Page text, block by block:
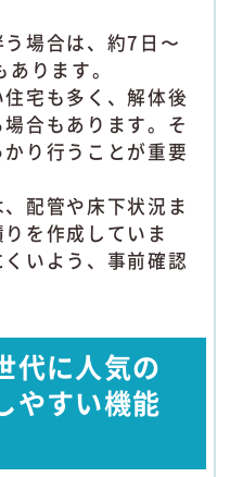
場合は、約7日〜
ります。
宅も多く、解体後
合もあります。そ
り行うことが重要
配管や床下状況ま
を作成していま
いよう、事前確認
代に人気の
やすい機能